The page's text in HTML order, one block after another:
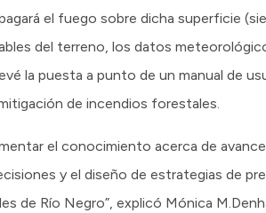
el fuego sobre dicha superficie
del terreno, los datos
la puesta a punto de un manual de
de incendios forestales.
el conocimiento acerca de
y el diseño de estrategias de
de Río Negro”, explicó Mónica